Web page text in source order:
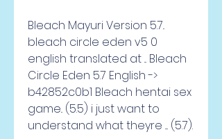
Bleach Mayuri Version 5.7..
bleach circle eden v5 0
english translated at ... Bleach
Circle Eden 5.7 English ->
b42852c0b1 Bleach hentai sex
game.. (5.5) i just want to